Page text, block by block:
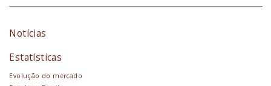
Notícias
Estatísticas
Evolução do mercado